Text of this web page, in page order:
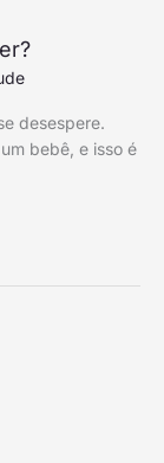
desespere.
bebê, e isso é